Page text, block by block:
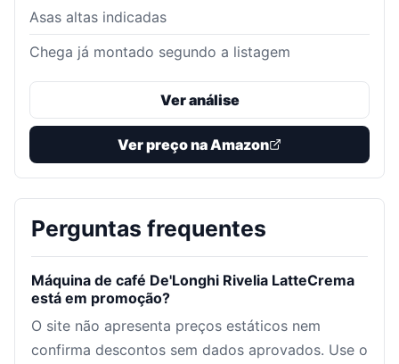
Asas altas indicadas
Chega já montado segundo a listagem
Ver análise
Ver preço na Amazon
Perguntas frequentes
Máquina de café De'Longhi Rivelia LatteCrema
está em promoção?
O site não apresenta preços estáticos nem
confirma descontos sem dados aprovados. Use o